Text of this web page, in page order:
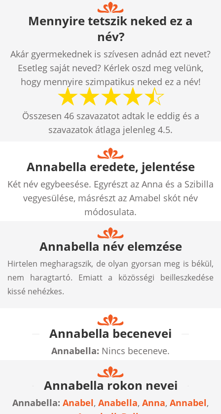
Mennyire tetszik neked ez a
név?
Akár gyermekednek is szívesen adnád ezt nevet?
Esetleg saját neved? Kérlek oszd meg velünk,
hogy mennyire szimpatikus neked ez a név!
Összesen 46szavazatot adtak le eddig és a
szavazatok átlaga jelenleg 4.5.
Annabella eredete, jelentése
Két név egybeesése. Egyrészt az Anna és a Szibilla
vegyesülése, másrészt az Amabel skót név
módosulata.
Annabella név elemzése
Hirtelen megharagszik, de olyan gyorsan meg is békül,
nem haragtartó. Emiatt a közösségi beilleszkedése
kissé nehézkes.
Annabella becenevei
Annabella: Nincs beceneve.
Annabella rokon nevei
Annabella: Anabel, Anabella, Anna, Annabel,